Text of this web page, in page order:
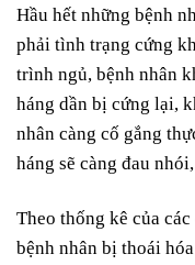
Hầu hết những bệnh
phải tình trạng cứng
trình ngủ, bệnh nhân
háng dần bị cứng lại,
nhân càng cố gắng
háng sẽ càng đau
Theo thống kê của
bệnh nhân bị thoái